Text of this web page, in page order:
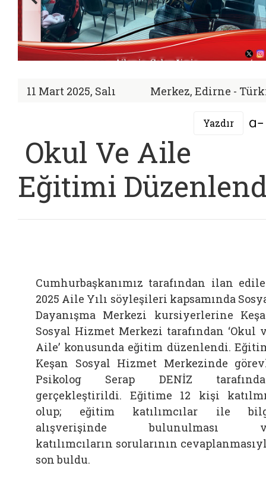
11 Mart 2025, Salı Merkez, Edirne -
Yazdır
Okul Ve Aile
Eğitimi
Cumhurbaşkanımız tarafından ilan
2025 Aile Yılı söyleşileri kapsamında
Dayanışma Merkezi kursiyerlerine
Sosyal Hizmet Merkezi tarafından ‘Okul
Aile’ konusunda eğitim düzenlendi.
Keşan Sosyal Hizmet Merkezinde
Psikolog Serap DENİZ
gerçekleştirildi. Eğitime 12 kişi
olup; eğitim katılımcılar ile
alışverişinde bulunulması
katılımcıların sorularının
son buldu.